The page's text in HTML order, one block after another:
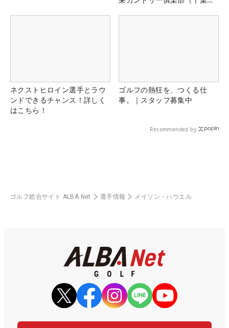
ネクストヒロイン選手とラウ
ンドできるチャンス！詳しく
はこちら！
ゴルフの熱狂を、つくる仕
事。｜スタッフ募集中
Recommended by
ゴルフ総合サイト ALBA Net 選手情報 メイソン・ハウエル